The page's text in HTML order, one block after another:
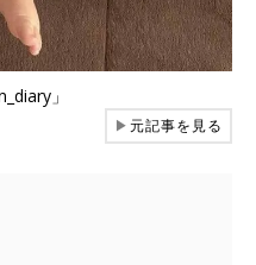
」
▶元記事を見る